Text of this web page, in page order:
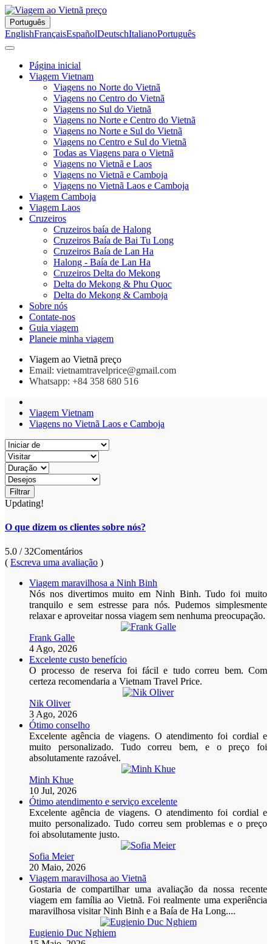
Português
EnglishFrançaisEspañolDeutschItalianoPortuguês
Página inicial
Viagem Vietnam
Viagens no Norte do Vietnã
Viagens no Centro do Vietnã
Viagens no Sul do Vietnã
Viagens no Norte e Centro do Vietnã
Viagens no Norte e Sul do Vietnã
Viagens no Centro e Sul do Vietnã
Todas as Viagens para o Vietnã
Viagens no Vietnã e Laos
Viagens no Vietnã e Camboja
Viagens no Vietnã Laos e Camboja
Viagem Camboja
Viagem Laos
Cruzeiros
Cruzeiros baía de Halong
Cruzeiros Baía de Bai Tu Long
Cruzeiros Baía de Lan Ha
Halong - Baía de Lan Ha
Cruzeiros Delta do Mekong
Delta do Mekong & Phu Quoc
Delta do Mekong & Camboja
Sobre nós
Contate-nos
Guia viagem
Planeie minha viagem
Viagem ao Vietnã preço
Email: vietnamtravelprice@gmail.com
Whatsapp: +84 358 680 516
Viagem Vietnam
Viagens no Vietnã Laos e Camboja
Filtrar
Updating!
O que dizem os clientes sobre nós?
5.0 / 32Comentários
( Escreva uma avaliação )
Viagem maravilhosa a Ninh Binh
Nós nos divertimos muito em Ninh Binh. Tudo foi muito
tranquilo e sem estresse para nós. Pudemos simplesmente
relaxar e aproveitar nossa viagem sem nenhuma preocupação.
Frank Galle
4 Ago, 2026
Excelente custo benefício
O processo de reserva foi fácil e tudo correu bem. Com
certeza recomendaria a Vietnam Travel Price.
Nik Oliver
3 Ago, 2026
Ótimo conselho
Excelente agência de viagens. O atendimento foi cordial e
muito personalizado. Tudo correu bem, e o preço foi
absolutamente razoável.
Minh Khue
10 Jul, 2026
Ótimo atendimento e serviço excelente
Excelente agência de viagens. O atendimento foi cordial e
muito personalizado. Tudo correu sem problemas e o preço
foi absolutamente justo.
Sofia Meier
20 Maio, 2026
Viagem maravilhosa ao Vietnã
Gostaria de compartilhar uma avaliação da nossa recente
viagem em família ao Vietnã. Foi realmente uma experiência
maravilhosa visitar Ninh Binh e a Baía de Ha Long....
Eugienio Duc Nghiem